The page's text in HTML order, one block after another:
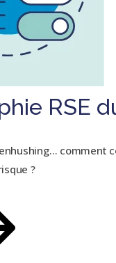
RSE
comment
?